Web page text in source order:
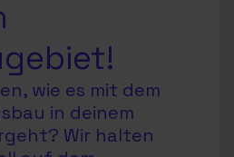
wie es mit dem
in deinem
Wir halten